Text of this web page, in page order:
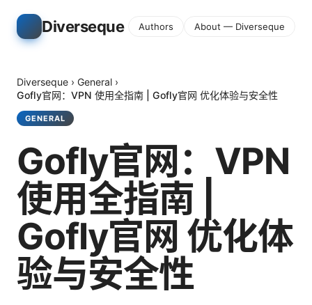
Diverseque Authors About — Diverseque
Diverseque › General ›
Gofly官网：VPN 使用全指南 | Gofly官网 优化体验与安全性
GENERAL
Gofly官网：VPN
使用全指南 |
Gofly官网 优化体
验与安全性